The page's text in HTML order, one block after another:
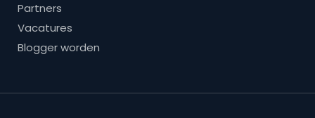
Partners
Vacatures
Blogger worden